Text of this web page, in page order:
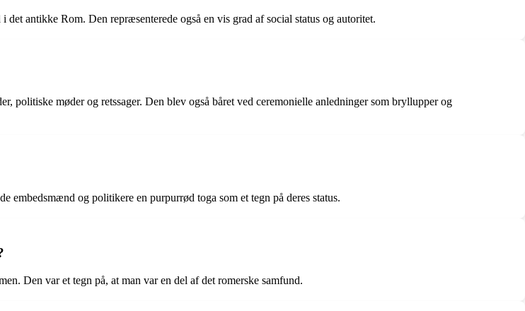
antikke Rom. Den repræsenterede også en vis grad af social status og autoritet.
politiske møder og retssager. Den blev også båret ved ceremonielle anledninger som bryllupper og
embedsmænd og politikere en purpurrød toga som et tegn på deres status.
Den var et tegn på, at man var en del af det romerske samfund.